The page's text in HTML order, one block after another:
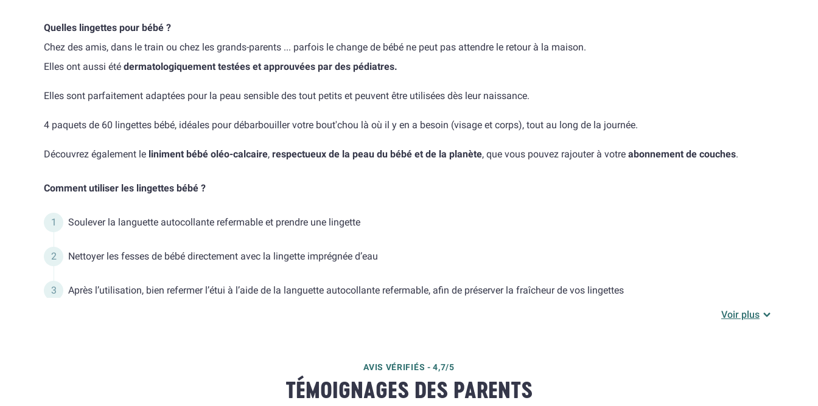
Quelles lingettes pour bébé ?
Chez des amis, dans le train ou chez les grands-parents ... parfois le change de bébé ne peut pas attendre le retour à la maison.
Elles ont aussi été dermatologiquement testées et approuvées par des pédiatres.
Elles sont parfaitement adaptées pour la peau sensible des tout petits et peuvent être utilisées dès leur naissance.
4 paquets de 60 lingettes bébé, idéales pour débarbouiller votre bout'chou là où il y en a besoin (visage et corps), tout au long de la journée.
Découvrez également le liniment bébé oléo-calcaire, respectueux de la peau du bébé et de la planète, que vous pouvez rajouter à votre abonnement de couches.
Comment utiliser les lingettes bébé ?
Soulever la languette autocollante refermable et prendre une lingette
Nettoyer les fesses de bébé directement avec la lingette imprégnée d’eau
Après l’utilisation, bien refermer l’étui à l’aide de la languette autocollante refermable, afin de préserver la fraîcheur de vos lingettes
Voir plus
AVIS VÉRIFIÉS - 4,7/5
TÉMOIGNAGES DES PARENTS